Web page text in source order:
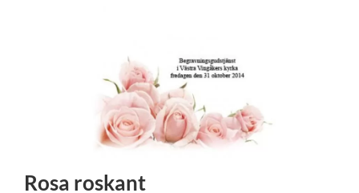
Rosa roskant